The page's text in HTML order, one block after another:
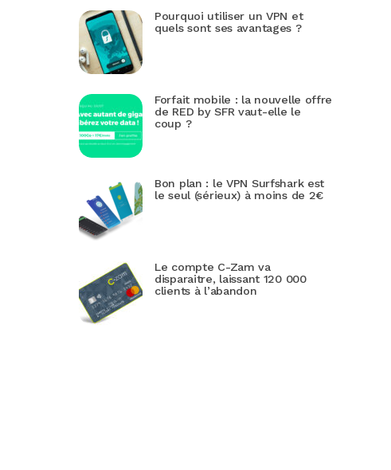
Pourquoi utiliser un VPN et
quels sont ses avantages ?
Forfait mobile : la nouvelle offre
de RED by SFR vaut-elle le
coup ?
Bon plan : le VPN Surfshark est
le seul (sérieux) à moins de 2€
Le compte C-Zam va
disparaitre, laissant 120 000
clients à l’abandon